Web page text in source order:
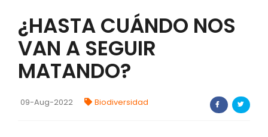
RESGUARDO DE COLECCIONES
BIOBANCO
ALIMENTICIOS
¿HASTA CUÁNDO NOS
VAN A SEGUIR
MATANDO?
09-Aug-2022 Biodiversidad